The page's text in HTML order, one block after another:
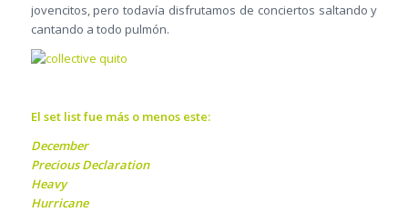
jovencitos, pero todavía disfrutamos de conciertos saltando y
cantando a todo pulmón.
El set list fue más o menos este:
December
Precious Declaration
Heavy
Hurricane